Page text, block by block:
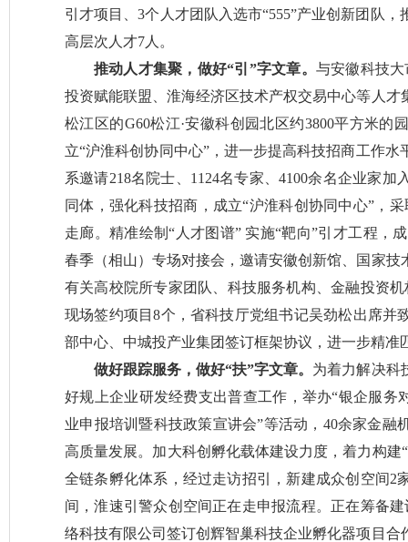
引才项目、3个人才团队入选市“555”产业创新团队
高层次人才7人。
推动人才集聚，做好“引”字文章。 与安徽科技
投资赋能联盟、淮海经济区技术产权交易中心等人
松江区的G60松江·安徽科创园北区约3800平方米的
立“沪淮科创协同中心”，进一步提高科技招商工作
系邀请218名院士、1124名专家、4100余名企业家
同体，强化科技招商，成立“沪淮科创协同中心”，
走廊。精准绘制“人才图谱” 实施“靶向”引才工程，
春季（相山）专场对接会，邀请安徽创新馆、国家
有关高校院所专家团队、科技服务机构、金融投资
现场签约项目8个，省科技厅党组书记吴劲松出席并
部中心、中城投产业集团签订框架协议，进一步精准
做好跟踪服务，做好“扶”字文章。 为着力解决科
好规上企业研发经费支出普查工作，举办“银企服务
业申报培训暨科技政策宣讲会”等活动，40余家金融
高质量发展。加大科创孵化载体建设力度，着力构
全链条孵化体系，经过走访招引，新建成众创空间2
间，淮速引警众创空间正在走申报流程。正在筹备
络科技有限公司签订创辉智巢科技企业孵化器项目